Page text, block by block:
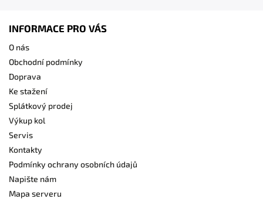
INFORMACE PRO VÁS
O nás
Obchodní podmínky
Doprava
Ke stažení
Splátkový prodej
Výkup kol
Servis
Kontakty
Podmínky ochrany osobních údajů
Napište nám
Mapa serveru